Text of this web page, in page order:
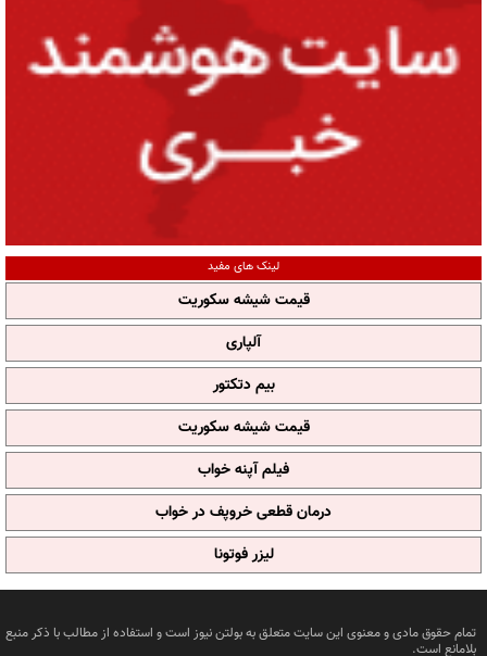
لینک های مفید
قیمت شیشه سکوریت
آلپاری
بیم دتکتور
قیمت شیشه سکوریت
فیلم آپنه خواب
درمان قطعی خروپف در خواب
لیزر فوتونا
تمام حقوق مادی و معنوی این سایت متعلق به بولتن نیوز است و استفاده از مطالب با ذکر منبع
بلامانع است.